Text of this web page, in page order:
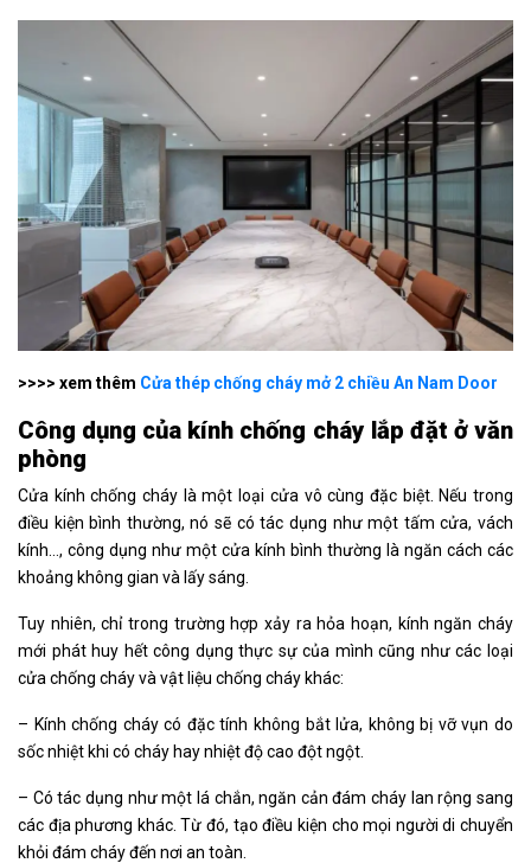
>>>> xem thêm Cửa thép chống cháy mở 2 chiều An Nam Door
Công dụng của kính chống cháy lắp đặt ở văn
phòng
Cửa kính chống cháy là một loại cửa vô cùng đặc biệt. Nếu trong
điều kiện bình thường, nó sẽ có tác dụng như một tấm cửa, vách
kính…, công dụng như một cửa kính bình thường là ngăn cách các
khoảng không gian và lấy sáng.
Tuy nhiên, chỉ trong trường hợp xảy ra hỏa hoạn, kính ngăn cháy
mới phát huy hết công dụng thực sự của mình cũng như các loại
cửa chống cháy và vật liệu chống cháy khác:
– Kính chống cháy có đặc tính không bắt lửa, không bị vỡ vụn do
sốc nhiệt khi có cháy hay nhiệt độ cao đột ngột.
– Có tác dụng như một lá chắn, ngăn cản đám cháy lan rộng sang
các địa phương khác. Từ đó, tạo điều kiện cho mọi người di chuyển
khỏi đám cháy đến nơi an toàn.